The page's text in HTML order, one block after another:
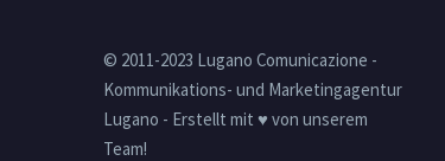
© 2011-2023 Lugano Comunicazione -
Kommunikations- und Marketingagentur
Lugano - Erstellt mit ♥ von unserem
Team!